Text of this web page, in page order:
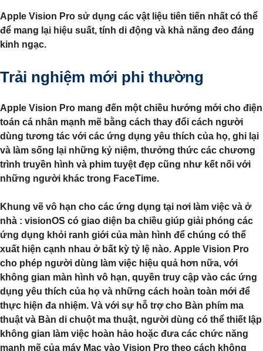
Apple Vision Pro sử dụng các vật liệu tiên tiến nhất có thể
để mang lại hiệu suất, tính di động và khả năng đeo đáng
kinh ngạc.
Trải nghiệm mới phi thường
Apple Vision Pro mang đến một chiều hướng mới cho điện
toán cá nhân mạnh mẽ bằng cách thay đổi cách người
dùng tương tác với các ứng dụng yêu thích của họ, ghi lại
và làm sống lại những kỷ niệm, thưởng thức các chương
trình truyền hình và phim tuyệt đẹp cũng như kết nối với
những người khác trong FaceTime.
Khung vẽ vô hạn cho các ứng dụng tại nơi làm việc và ở
nhà : visionOS có giao diện ba chiều giúp giải phóng các
ứng dụng khỏi ranh giới của màn hình để chúng có thể
xuất hiện cạnh nhau ở bất kỳ tỷ lệ nào. Apple Vision Pro
cho phép người dùng làm việc hiệu quả hơn nữa, với
không gian màn hình vô hạn, quyền truy cập vào các ứng
dụng yêu thích của họ và những cách hoàn toàn mới để
thực hiện đa nhiệm. Và với sự hỗ trợ cho Bàn phím ma
thuật và Bàn di chuột ma thuật, người dùng có thể thiết lập
không gian làm việc hoàn hảo hoặc đưa các chức năng
mạnh mẽ của máy Mac vào Vision Pro theo cách không